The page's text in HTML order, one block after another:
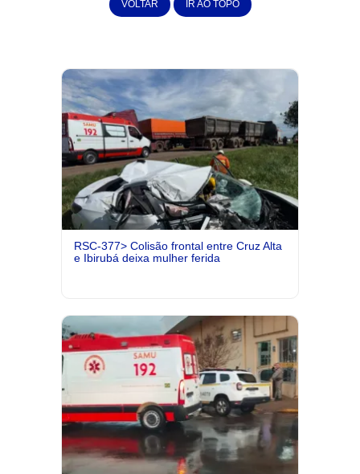
VOLTAR IR AO TOPO
RSC-377> Colisão frontal entre Cruz Alta
e Ibirubá deixa mulher ferida